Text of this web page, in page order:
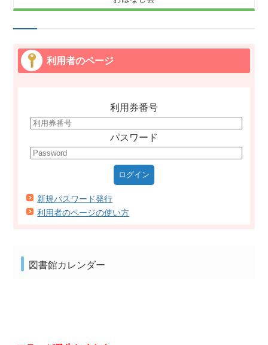
利用者のページ
利用券番号
パスワード
新規パスワード発行
利用者のページの使い方
図書館カレンダー